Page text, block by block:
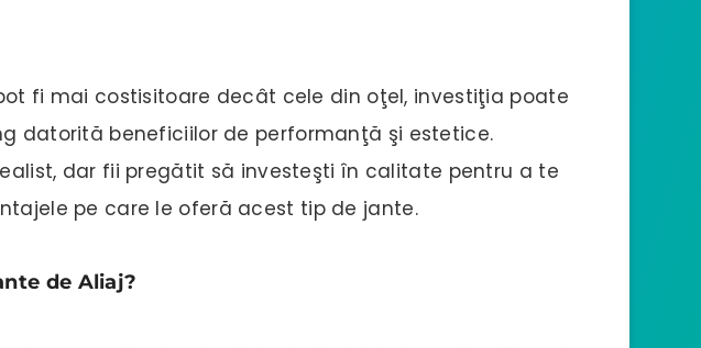
fi mai costisitoare decât cele din oţel, investiţia poate
datorită beneficiilor de performanţă şi estetice.
dar fii pregătit să investeşti în calitate pentru a te
pe care le oferă acest tip de jante.
de Aliaj?